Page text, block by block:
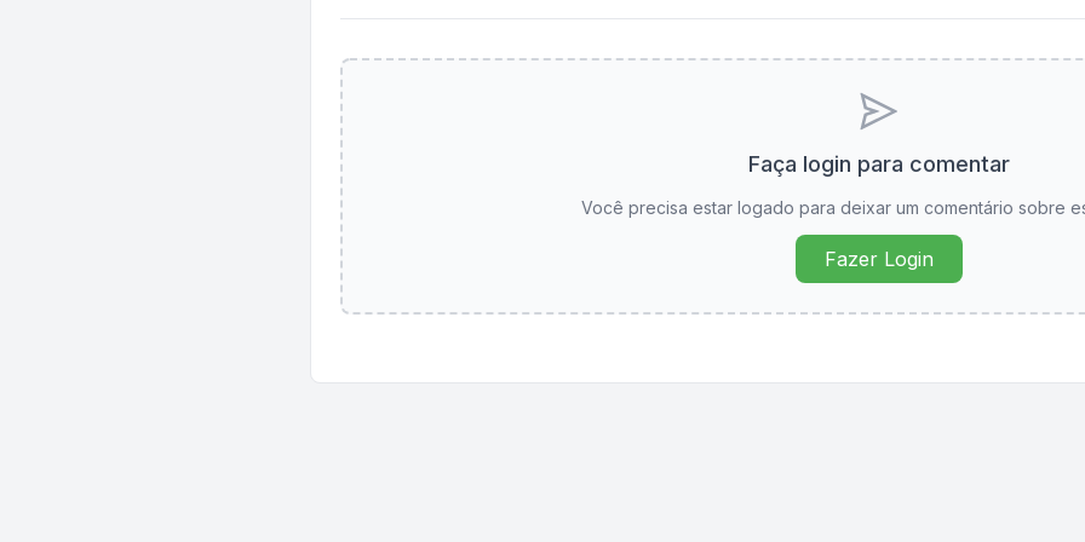
Faça login para comentar
Você precisa estar logado para deixar um comentário sobre
Fazer Login